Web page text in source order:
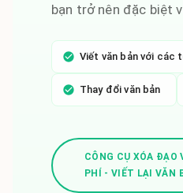
bạn trở nên đặc biệt
Viết văn bản với các
Thay đổi văn bản
CÔNG CỤ XÓA ĐẠO
PHÍ - VIẾT LẠI VĂN